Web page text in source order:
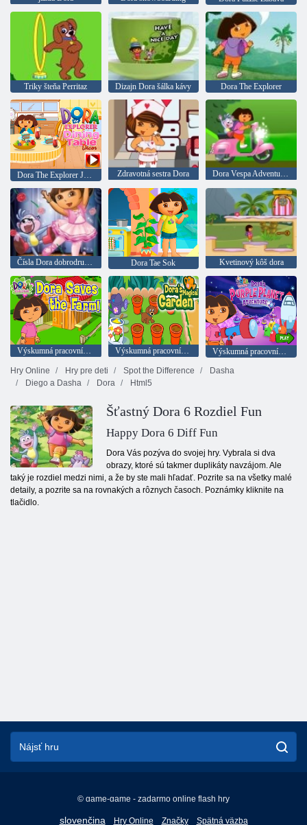
Triky šteňa Perritaz Dizajn Dora šálka kávy Dora The Explorer
Zdravotná sestra Dora Dora Vespa Adventures
Čísla Dora dobrodružstvo Dora Tae Sok Kvetinový kôš dora
Výskumná pracovníčka Dora: FAR SALVATION Výskumná pracovníčka Dora: Magic Garden of Dora
Výskumná pracovníčka Dora: Adventures of Dora na fialovej planéte
Hry Online
Hry pre deti Spot the Difference
Dasha
Diego a Dasha
Dora Html5
Šťastný Dora 6 Rozdiel Fun
Happy Dora 6 Diff Fun
Dora Vás pozýva do svojej hry. Vybrala si dva
obrazy, ktoré sú takmer duplikáty navzájom. Ale
taký je rozdiel medzi nimi, a že by ste mali hľadať. Pozrite sa na všetky malé
detaily, a pozrite sa na rovnakých a rôznych časoch. Poznámky kliknite na
tlačidlo.
© game-game - zadarmo online flash hry
slovenčina
English
Hry Online Značky Spätná väzba